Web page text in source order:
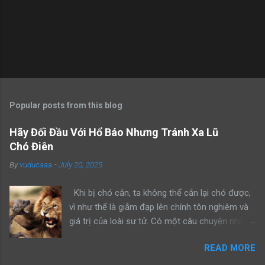
Popular posts from this blog
Hãy Đối Đầu Với Hổ Báo Nhưng Tránh Xa Lũ
Chó Điên
Byvuducaaa -July 20, 2025
Khi bị chó cắn, ta không thể cắn lại chó được,
vì như thế là giẫm đạp lên chính tôn nghiêm và
giá trị của loài sư tử. Có một câu chuyện nhỏ
nom lãnh địa, cả hai gặp một con sư tử đực
READ MORE